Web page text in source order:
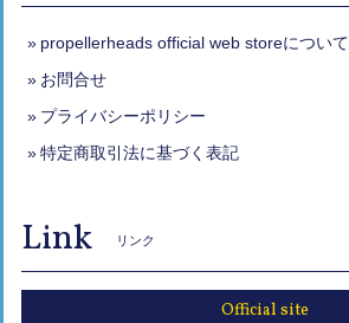
propellerheads official web storeについて
お問合せ
プライバシーポリシー
特定商取引法に基づく表記
Link リンク
Official site